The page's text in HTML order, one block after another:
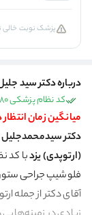
پزشک نوبت خالی
درباره دکتر سید
کد نظام پزشکی 33780
میانگین زمان
دکتر
(ارتوپدی) یزد
فلوشیپ جراحی ستون
آقای دکتر از جمله